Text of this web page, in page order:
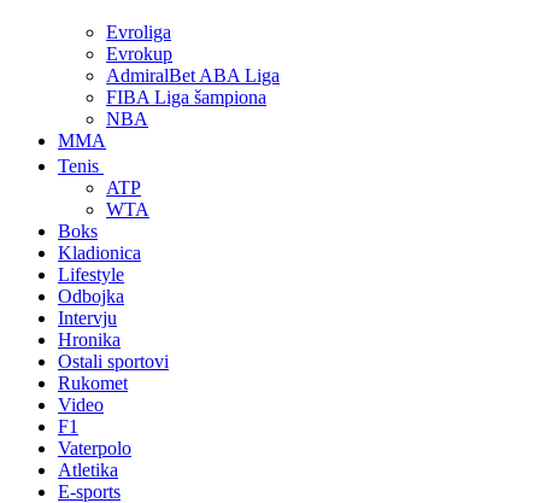
Evroliga
Evrokup
AdmiralBet ABA Liga
FIBA Liga šampiona
NBA
MMA
Tenis
ATP
WTA
Boks
Kladionica
Lifestyle
Odbojka
Intervju
Hronika
Ostali sportovi
Rukomet
Video
F1
Vaterpolo
Atletika
E-sports